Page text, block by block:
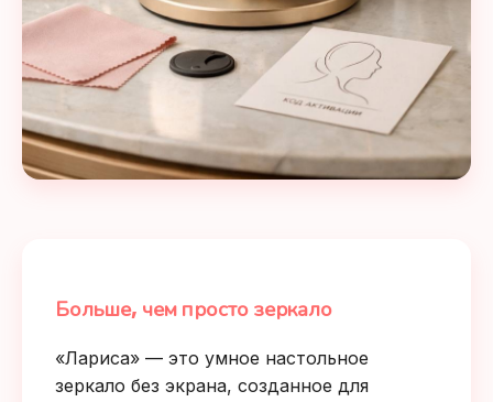
Больше, чем просто зеркало
«Лариса» — это умное настольное
зеркало без экрана, созданное для